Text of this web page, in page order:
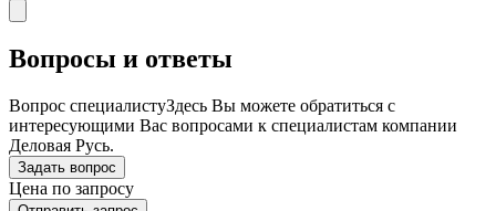
Вопросы и ответы
Вопрос специалистуЗдесь Вы можете обратиться с
интересующими Вас вопросами к специалистам компании
Деловая Русь.
Задать вопрос
Цена по запросу